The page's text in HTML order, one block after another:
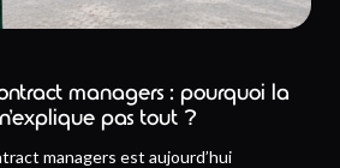
managers : pourquoi la
pas tout ?
managers est aujourd’hui